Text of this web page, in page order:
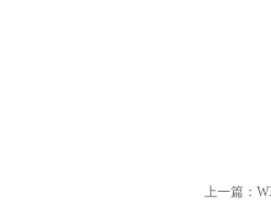
上一篇：